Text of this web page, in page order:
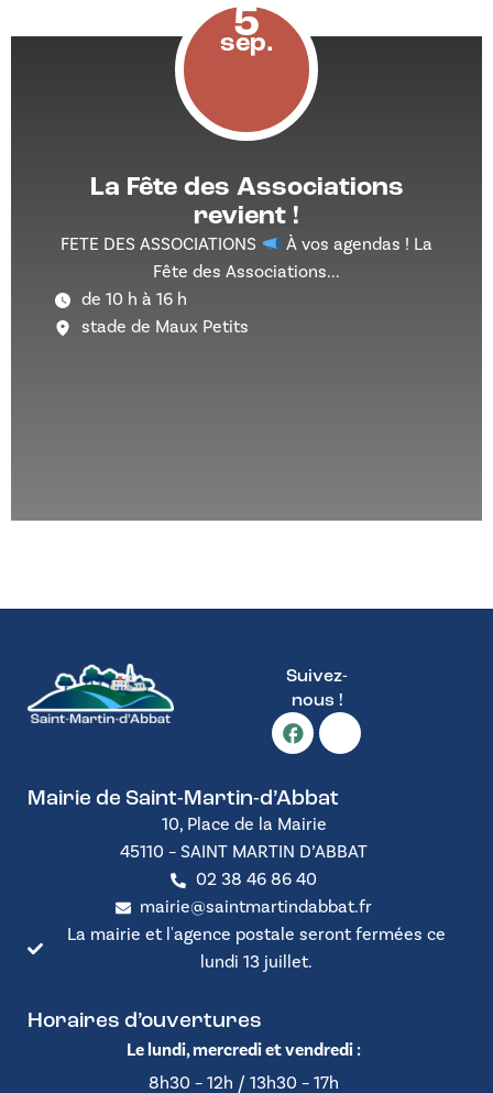
5
sep.
La Fête des Associations
revient !
FETE DES ASSOCIATIONS
À vos agendas ! La
Fête des Associations...
de 10 h à 16 h
stade de Maux Petits
Suivez-
nous !
Mairie de Saint-Martin-d’Abbat
10, Place de la Mairie
45110 – SAINT MARTIN D’ABBAT
02 38 46 86 40
mairie@saintmartindabbat.fr
La mairie et l'agence postale seront fermées ce
lundi 13 juillet.
Horaires d’ouvertures
Le lundi, mercredi et vendredi :
8h30 – 12h / 13h30 – 17h